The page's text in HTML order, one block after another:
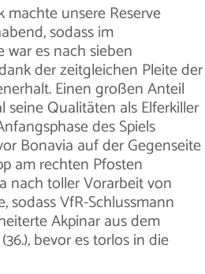
unsere Reserve
sodass im
es nach sieben
der zeitgleichen Pleite der
Einen großen Anteil
Qualitäten als Elferkiller
des Spiels
Bonavia auf der Gegenseite
am rechten Pfosten
nach toller Vorarbeit von
VfR-Schlussmann
Akpinar aus dem
bevor es torlos in die